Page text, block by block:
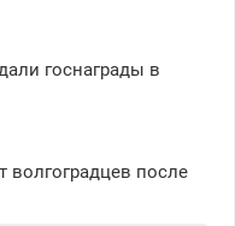
госнаграды в
волгоградцев после